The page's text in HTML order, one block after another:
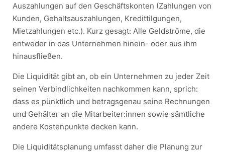
Auszahlungen auf den Geschäftskonten (Zahlungen von
Kunden, Gehaltsauszahlungen, Kredittilgungen,
Mietzahlungen etc.). Kurz gesagt: Alle Geldströme, die
entweder in das Unternehmen hinein- oder aus ihm
hinausfließen.
Die Liquidität gibt an, ob ein Unternehmen zu jeder Zeit
seinen Verbindlichkeiten nachkommen kann, sprich:
dass es pünktlich und betragsgenau seine Rechnungen
und Gehälter an die Mitarbeiter:innen sowie sämtliche
andere Kostenpunkte decken kann.
Die Liquiditätsplanung umfasst daher die Planung zur